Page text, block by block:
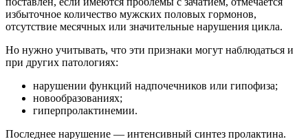
избыточное количество мужских половых гормонов,
отсутствие месячных или значительные нарушения цикла.
Но нужно учитывать, что эти признаки могут наблюдаться и
при других патологиях:
нарушении функций надпочечников или гипофиза;
новообразованиях;
гиперпролактинемии.
Последнее нарушение — интенсивный синтез пролактина.